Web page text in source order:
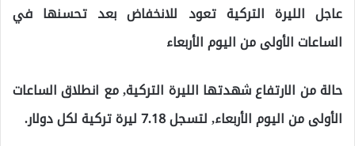
عاجل الليرة التركية تعود للانخفاض بعد تحسنها في
الساعات الأولى من اليوم الأربعاء
حالة من الارتفاع شهدتها الليرة التركية, مع انطلاق الساعات
الأولى من اليوم الأربعاء, لتسجل 7.18 ليرة تركية لكل دولار.